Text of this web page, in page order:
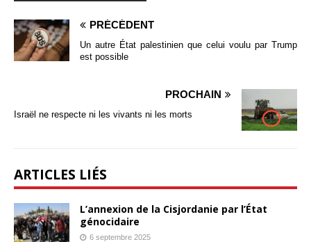
PRÉCÉDENT
Un autre État palestinien que celui voulu par Trump
est possible
PROCHAIN
Israël ne respecte ni les vivants ni les morts
ARTICLES LIÉS
L’annexion de la Cisjordanie par l’État
génocidaire
6 septembre 2025